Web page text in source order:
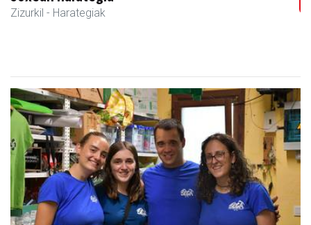
Kantujira, auzo-afaria eta dantzaldia, asteburuko